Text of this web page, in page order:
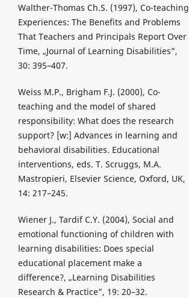
Walther-Thomas Ch.S. (1997), Co-teaching
Experiences: The Benefits and Problems
That Teachers and Principals Report Over
Time, „Journal of Learning Disabilities”,
30: 395–407.
Weiss M.P., Brigham F.J. (2000), Co-
teaching and the model of shared
responsibility: What does the research
support? [w:] Advances in learning and
behavioral disabilities. Educational
interventions, eds. T. Scruggs, M.A.
Mastropieri, Elsevier Science, Oxford, UK,
14: 217–245.
Wiener J., Tardif C.Y. (2004), Social and
emotional functioning of children with
learning disabilities: Does special
educational placement make a
difference?, „Learning Disabilities
Research & Practice”, 19: 20–32.